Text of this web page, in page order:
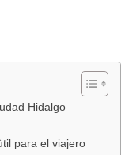
Hidalgo –
para el viajero